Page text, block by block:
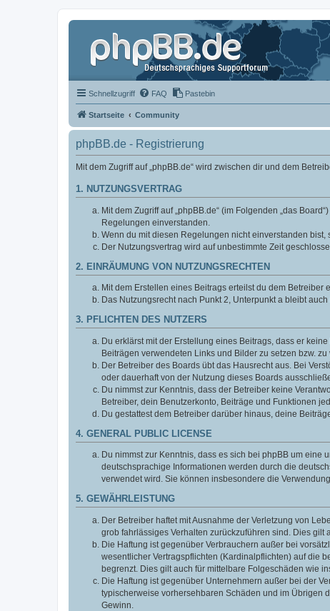
Schnellzugriff FAQ Pastebin
Startseite Community
phpBB.de - Registrierung
Mit dem Zugriff auf „phpBB.de“ wird zwischen dir und dem
1. NUTZUNGSVERTRAG
Mit dem Zugriff auf „phpBB.de“ (im Folgenden „das
Regelungen einverstanden.
Wenn du mit diesen Regelungen nicht einverstanden
Der Nutzungsvertrag wird auf unbestimmte Zeit
2. EINRÄUMUNG VON NUTZUNGSRECHTEN
Mit dem Erstellen eines Beitrags erteilst du dem
Das Nutzungsrecht nach Punkt 2, Unterpunkt a bleibt
3. PFLICHTEN DES NUTZERS
Du erklärst mit der Erstellung eines Beitrags, dass er
Beiträgen verwendeten Links und Bilder zu setzen bzw. zu
Der Betreiber des Boards übt das Hausrecht aus. Bei
oder dauerhaft von der Nutzung dieses Boards
Du nimmst zur Kenntnis, dass der Betreiber keine
Betreiber, dein Benutzerkonto, Beiträge und Funktionen
Du gestattest dem Betreiber darüber hinaus, deine
4. GENERAL PUBLIC LICENSE
Du nimmst zur Kenntnis, dass es sich bei phpBB um eine
deutschsprachige Informationen werden durch die
verwendet wird. Sie können insbesondere die
5. GEWÄHRLEISTUNG
Der Betreiber haftet mit Ausnahme der Verletzung von
grob fahrlässiges Verhalten zurückzuführen sind. Dies
Die Haftung ist gegenüber Verbrauchern außer bei
wesentlicher Vertragspflichten (Kardinalpflichten) auf die
begrenzt. Dies gilt auch für mittelbare Folgeschäden wie
Die Haftung ist gegenüber Unternehmern außer bei der
typischerweise vorhersehbaren Schäden und im Übrigen
Gewinn.